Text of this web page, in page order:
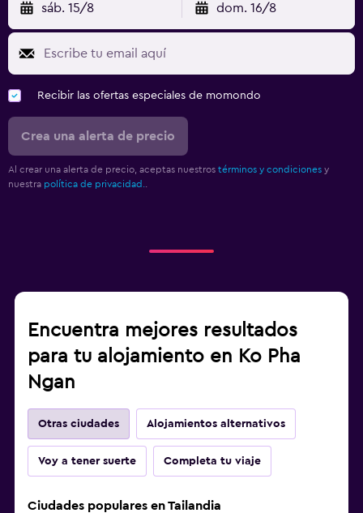
sáb. 15/8 dom. 16/8
Recibir las ofertas especiales de momondo
Crea una alerta de precio
Al crear una alerta de precio, aceptas nuestros términos y condiciones y
nuestra política de privacidad.
Encuentra mejores resultados
para tu alojamiento en Ko Pha
Ngan
Otras ciudades Alojamientos alternativos
Voy a tener suerte Completa tu viaje
Ciudades populares en Tailandia